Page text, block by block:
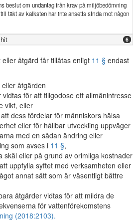
beslut om undantag från krav på miljöbedömning
täkt av kalksten har inte ansetts strida mot någon
6
eller åtgärd får tillåtas enligt 11 § endast
åtgärden
vidtas för att tillgodose ett allmänintresse
vikt, eller
dess fördelar för människors hälsa
eller för hållbar utveckling uppväger
med en sådan ändring eller
som avses i 11 §,
skäl eller på grund av orimliga kostnader
uppfylla syftet med verksamheten eller
annat sätt som är väsentligt bättre
åtgärder vidtas för att mildra de
för vattenförekomstens
(2018:2103).